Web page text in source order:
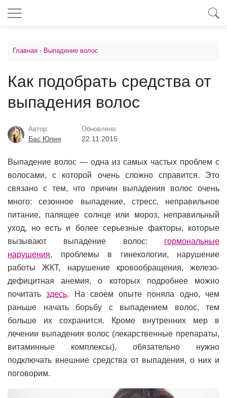
Главная › Выпадение волос
Как подобрать средства от
выпадения волос
Автор:
Бас Юлия
Обновлено:
22.11.2015
Выпадение волос — одна из самых частых проблем с
волосами, с которой очень сложно справится. Это
связано с тем, что причин выпадения волос очень
много: сезонное выпадение, стресс, неправильное
питание, палящее солнце или мороз, неправильный
уход, но есть и более серьезные факторы, которые
вызывают выпадение волос: гормональные
нарушения, проблемы в гинекологии, нарушение
работы ЖКТ, нарушение кровообращения, железо-
дефицитная анемия, о которых подробнее можно
почитатьздесь. На своем опыте поняла одно, чем
раньше начать борьбу с выпадением волос, тем
больше их сохранится. Кроме внутренних мер в
лечении выпадения волос (лекарственные препараты,
витаминные комплексы), обязательно нужно
подключать внешние средства от выпадения, о них и
поговорим.